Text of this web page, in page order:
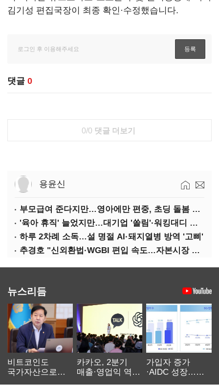
김기성 편집국장이 최종 확인·수정했습니다.
댓글 0
0/0 댓글 더보기
용윤신
부모급여 준다지만…영아에만 편중, 초딩 돌봄 절실
'육아 휴직' 늘었지만…대기업 '쏠림'·워킹대디 여전히 '저조'
하루 2차례 소독…설 명절 AI·돼지열병 방역 '고삐'
추경호 "신외환법·WGBI 편입 속도…자본시장 투자환경 개선"
뉴스리듬
비트코인도
국가자산으로…'
카카오, 2분기
매출·영업익 역대
가입자 증가
·AIDC 성장…